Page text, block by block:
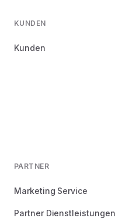
KUNDEN
Kunden
PARTNER
Marketing Service
Partner Dienstleistungen